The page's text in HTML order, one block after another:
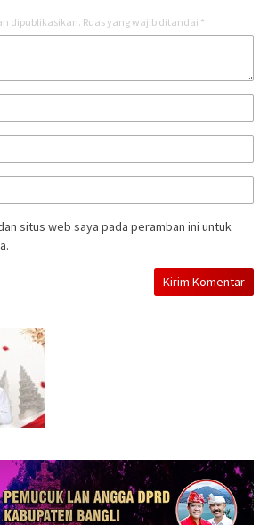
dipublikasikan. Ruas yang wajib ditandai *
situs web saya pada peramban ini untuk